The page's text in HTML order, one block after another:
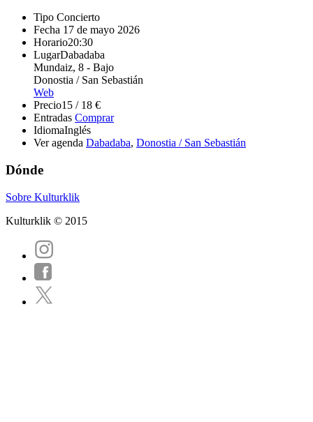
Tipo Concierto
Fecha 17 de mayo 2026
Horario20:30
LugarDabadaba
Mundaiz, 8 - Bajo
Donostia / San Sebastián
Web
Precio15 / 18 €
Entradas Comprar
IdiomaInglés
Ver agenda Dabadaba, Donostia / San Sebastián
Dónde
Sobre Kulturklik
Kulturklik © 2015